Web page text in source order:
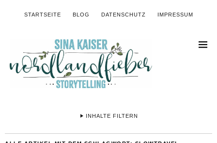
STARTSEITE BLOG DATENSCHUTZ IMPRESSUM
INHALTE FILTERN